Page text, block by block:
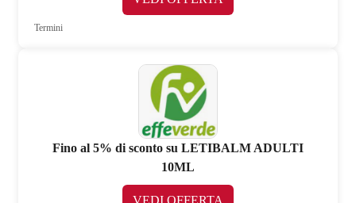
Termini
Fino al 5% di sconto su LETIBALM ADULTI
10ML
VEDI OFFERTA